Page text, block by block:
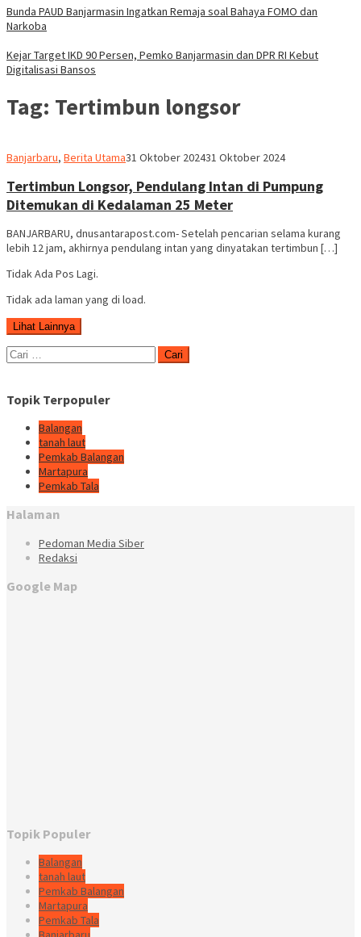
Bunda PAUD Banjarmasin Ingatkan Remaja soal Bahaya FOMO dan
Narkoba
Kejar Target IKD 90 Persen, Pemko Banjarmasin dan DPR RI Kebut
Digitalisasi Bansos
Tag: Tertimbun longsor
Banjarbaru, Berita UtamaRedaksi
31 Oktober 202431 Oktober 2024
Tertimbun Longsor, Pendulang Intan di Pumpung
Ditemukan di Kedalaman 25 Meter
BANJARBARU, dnusantarapost.com- Setelah pencarian selama kurang
lebih 12 jam, akhirnya pendulang intan yang dinyatakan tertimbun […]
Tidak Ada Pos Lagi.
Tidak ada laman yang di load.
Lihat Lainnya
Cari
untuk:
Topik Terpopuler
Balangan
tanah laut
Pemkab Balangan
Martapura
Pemkab Tala
Halaman
Pedoman Media Siber
Redaksi
Google Map
Topik Populer
Balangan
tanah laut
Pemkab Balangan
Martapura
Pemkab Tala